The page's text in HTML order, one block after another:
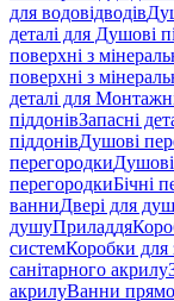
для водовідводів
деталі для Душові
поверхні з
поверхні з
деталі для
піддонівЗапасні
піддонівДушові
перегородки
перегородкиБічні
ванниДвері для
душуПриладдя
системКоробки для
санітарного акрилу
акрилуВанни